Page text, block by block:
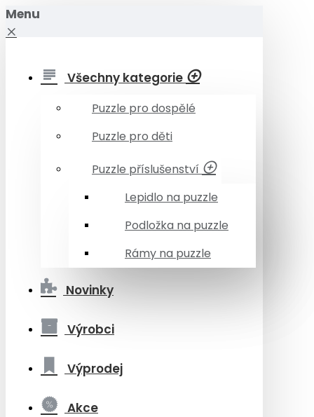
Menu
Všechny kategorie
Puzzle pro dospělé
Puzzle pro děti
Puzzle příslušenství
Lepidlo na puzzle
Podložka na puzzle
Rámy na puzzle
Novinky
Výrobci
Výprodej
Akce